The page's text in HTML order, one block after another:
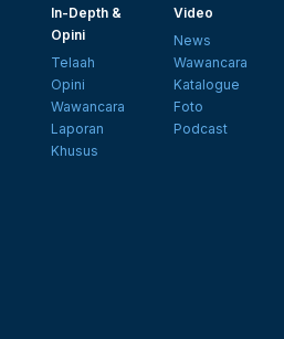
In-Depth &
Opini
Telaah
Opini
Wawancara
Laporan
Khusus
Video
News
Wawancara
Katalogue
Foto
Podcast